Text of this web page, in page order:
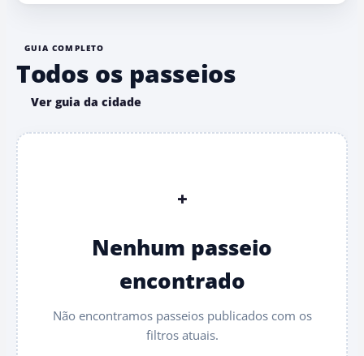
GUIA COMPLETO
Todos os passeios
Ver guia da cidade
+
Nenhum passeio
encontrado
Não encontramos passeios publicados com os
filtros atuais.